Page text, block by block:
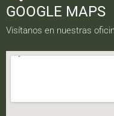
GOOGLE MAPS
Visítanos en nuestras